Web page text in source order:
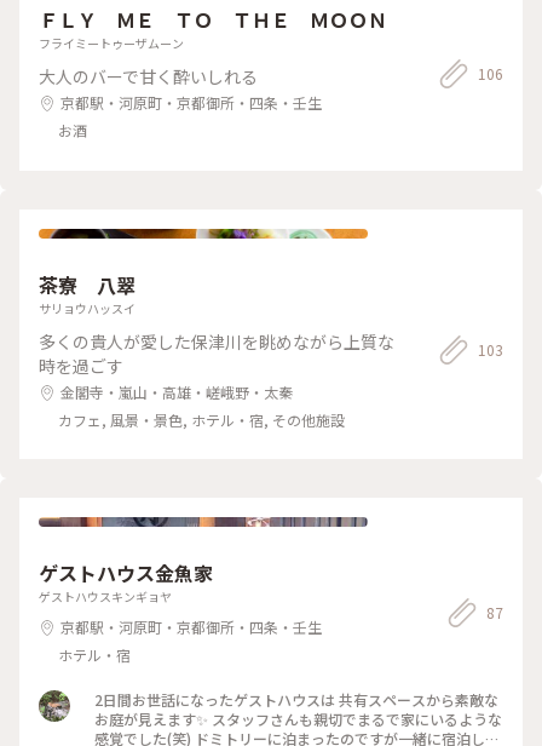
ＦＬＹ ＭＥ ＴＯ ＴＨＥ ＭＯＯＮ
フライミートゥーザムーン
大人のバーで甘く酔いしれる
京都駅・河原町・京都御所・四条・壬生
お酒
106
茶寮 八翠
サリョウハッスイ
多くの貴人が愛した保津川を眺めながら上質な
時を過ごす
金閣寺・嵐山・高雄・嵯峨野・太秦
カフェ, 風景・景色, ホテル・宿, その他施設
103
ゲストハウス金魚家
ゲストハウスキンギョヤ
京都駅・河原町・京都御所・四条・壬生
ホテル・宿
87
2日間お世話になったゲストハウスは 共有スペースから素敵な
お庭が見えます✨ スタッフさんも親切でまるで家にいるような
感覚でした(笑) ドミトリーに泊まったのですが一緒に宿泊した